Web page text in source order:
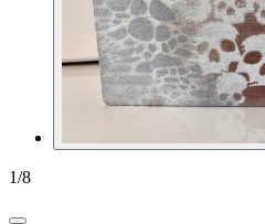
1/8